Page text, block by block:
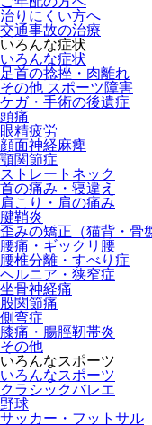
治りにくい方へ
交通事故の治療
いろんな症状
いろんな症状
足首の捻挫・肉離れ
その他 スポーツ障害
ケガ・手術の後遺症
頭痛
眼精疲労
顔面神経麻痺
顎関節症
ストレートネック
首の痛み・寝違え
肩こり・肩の痛み
腱鞘炎
歪みの矯正（猫背・骨
腰痛・ギックリ腰
腰椎分離・すべり症
ヘルニア・狭窄症
坐骨神経痛
股関節痛
側弯症
膝痛・腸脛靭帯炎
その他
いろんなスポーツ
いろんなスポーツ
クラシックバレエ
野球
サッカー・フットサル